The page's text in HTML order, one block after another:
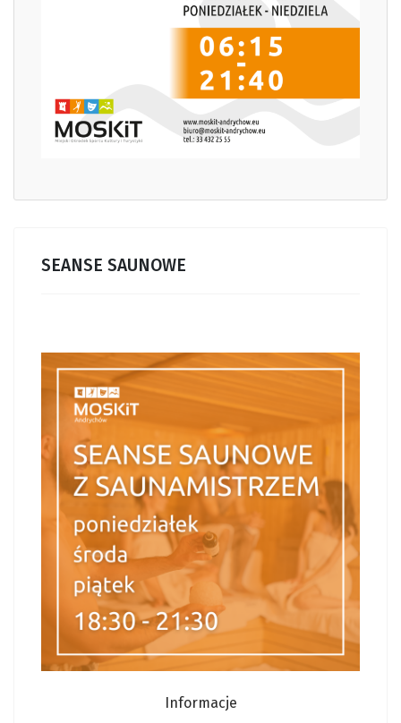
SEANSE SAUNOWE
Informacje